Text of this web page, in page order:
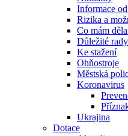
Informace
Rizika a
Co mám
Důležité
Ke stažení
Ohňostroje
Městská
Koronavirus
Ukrajina
Dotace